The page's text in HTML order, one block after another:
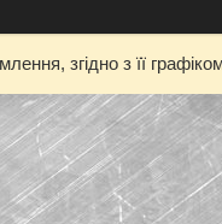
згідно з її